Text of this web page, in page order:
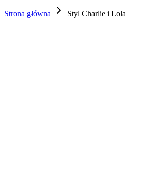
Strona główna Styl Charlie i Lola